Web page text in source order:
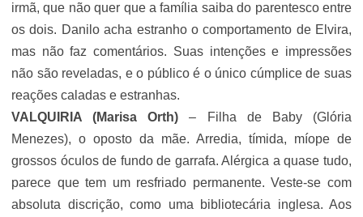
irmã, que não quer que a família saiba do parentesco entre
os dois. Danilo acha estranho o comportamento de Elvira,
mas não faz comentários. Suas intenções e impressões
não são reveladas, e o público é o único cúmplice de suas
reações caladas e estranhas.
VALQUIRIA (Marisa Orth) – Filha de Baby (Glória
Menezes), o oposto da mãe. Arredia, tímida, míope de
grossos óculos de fundo de garrafa. Alérgica a quase tudo,
parece que tem um resfriado permanente. Veste-se com
absoluta discrição, como uma bibliotecária inglesa. Aos